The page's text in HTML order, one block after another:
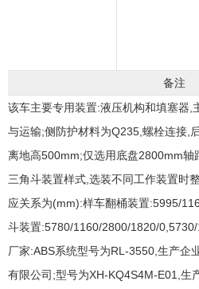
备注
该车主要专用装置:液压机构和填塞器,
与运输;侧防护材料为Q235,螺栓连接,
离地高500mm;仅选用底盘2800mm轴
三角斗装置样式,选装不同工作装置时
应关系为(mm):样车翻桶装置:5995/
斗装置:5780/1160/2800/1820/
厂家:ABS系统型号为RL-3550,生产企
有限公司;型号为XH-KQ4S4M-E01,生